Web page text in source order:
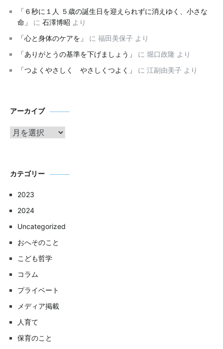
「６秒に１人 ５歳の誕生日を迎えられずに消えゆく、小さな
命」
に 石澤博昭 より
「心と身体のケアを」
に 福田美保子 より
「ありがとうの基準を下げましょう」
に 堀口政隆 より
「つよくやさしく やさしくつよく」
に 江副由美子 より
アーカイブア
カテゴリー
2023
2024
Uncategorized
おへそのこと
こども哲学
コラム
プライベート
メディア掲載
人育て
保育のこと